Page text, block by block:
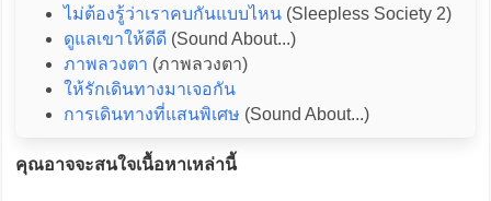
ไม่ต้องรู้ว่าเราคบกันแบบไหน(Sleepless Society 2)
ดูแลเขาให้ดีดี(Sound About...)
ภาพลวงตา (ภาพลวงตา)
ให้รักเดินทางมาเจอกัน
การเดินทางที่แสนพิเศษ (Sound About...)
คุณอาจจะสนใจเนื้อหาเหล่านี้